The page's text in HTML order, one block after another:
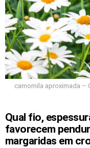
camomila aproximada –
Qual fio,
favorecem
margaridas em